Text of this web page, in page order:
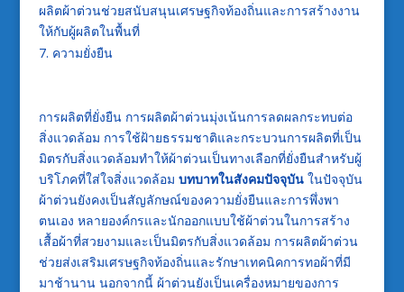
ผลิตผ้าต่วนช่วยสนับสนุนเศรษฐกิจท้องถิ่นและการสร้างงาน
ให้กับผู้ผลิตในพื้นที่
ความยั่งยืน
การผลิตที่ยั่งยืน การผลิตผ้าต่วนมุ่งเน้นการลดผลกระทบต่อ
สิ่งแวดล้อม การใช้ฝ้ายธรรมชาติและกระบวนการผลิตที่เป็น
มิตรกับสิ่งแวดล้อมทำให้ผ้าต่วนเป็นทางเลือกที่ยั่งยืนสำหรับผู้
บริโภคที่ใส่ใจสิ่งแวดล้อม บทบาทในสังคมปัจจุบันในปัจจุบัน
ผ้าต่วนยังคงเป็นสัญลักษณ์ของความยั่งยืนและการพึ่งพา
ตนเอง หลายองค์กรและนักออกแบบใช้ผ้าต่วนในการสร้าง
เสื้อผ้าที่สวยงามและเป็นมิตรกับสิ่งแวดล้อม การผลิตผ้าต่วน
ช่วยส่งเสริมเศรษฐกิจท้องถิ่นและรักษาเทคนิคการทอผ้าที่มี
มาช้านาน นอกจากนี้ ผ้าต่วนยังเป็นเครื่องหมายของการ